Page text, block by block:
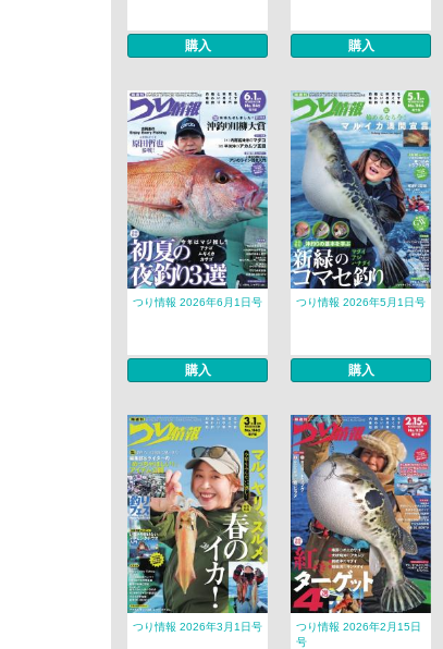
購入 購入
つり情報 2026年6月1日号
購入
つり情報 2026年5月1日号
購入
つり情報 2026年3月1日号
つり情報 2026年2月15日
号